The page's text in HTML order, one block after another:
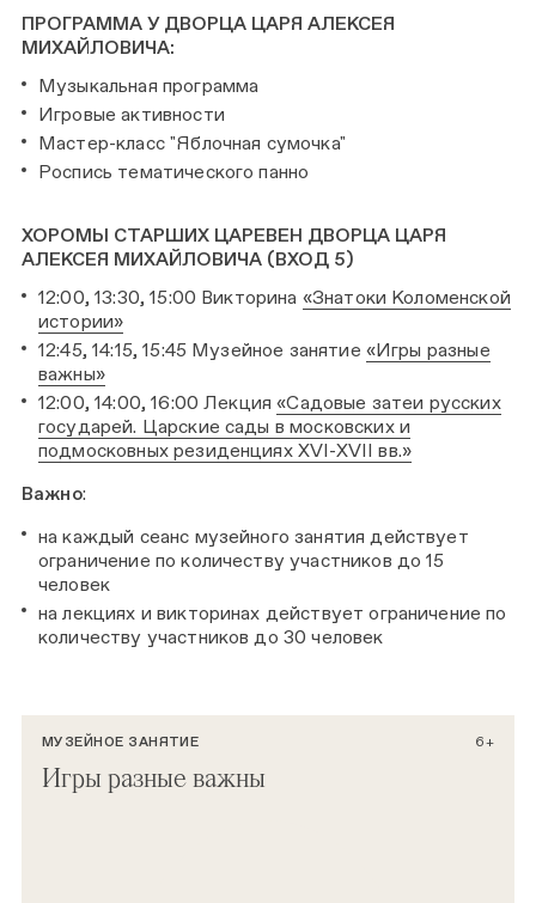
ПРОГРАММА У ДВОРЦА ЦАРЯ АЛЕКСЕЯ
МИХАЙЛОВИЧА:
Музыкальная программа
Игровые активности
Мастер-класс "Яблочная сумочка"
Роспись тематического панно
ХОРОМЫ СТАРШИХ ЦАРЕВЕН ДВОРЦА ЦАРЯ
АЛЕКСЕЯ МИХАЙЛОВИЧА (ВХОД 5)
12:00, 13:30, 15:00 Викторина «Знатоки Коломенской
истории»
12:45, 14:15, 15:45 Музейное занятие «Игры разные
важны»
12:00, 14:00, 16:00 Лекция«Садовые затеи русских
государей. Царские сады в московских и
подмосковных резиденциях XVI-XVII вв.»
Важно:
на каждый сеанс музейного занятия действует
ограничение по количеству участников до 15
человек
на лекциях и викторинах действует ограничение по
количеству участников до 30 человек
МУЗЕЙНОЕ ЗАНЯТИЕ 6+
Игры разные важны